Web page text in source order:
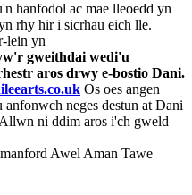
hanfodol ac mae lleoedd yn
rhy hir i sicrhau eich lle.
lein yn
gweithdai wedi'u
aros drwy e-bostio Dani.
Os oes angen
neges destun at Dani
ni ddim aros i'ch gweld